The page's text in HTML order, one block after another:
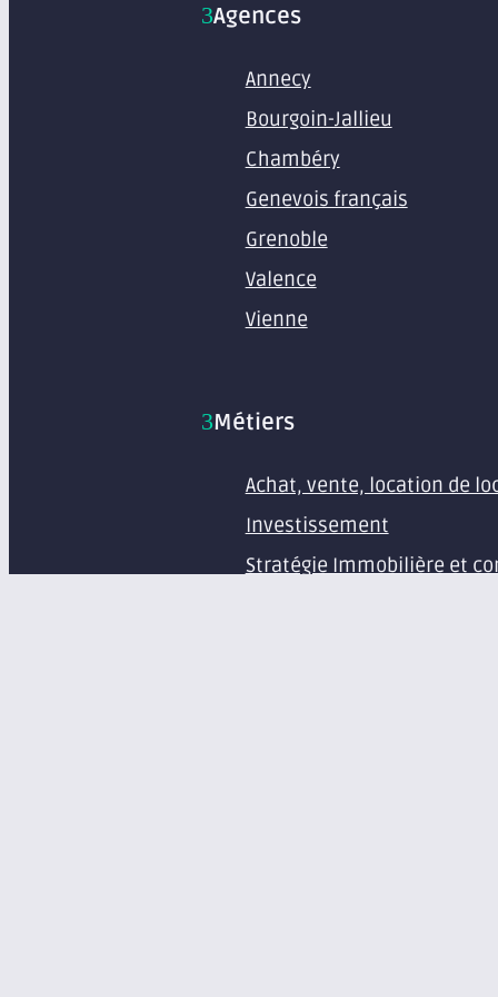
Agences
Annecy
Bourgoin-Jallieu
Chambéry
Genevois français
Grenoble
Valence
Vienne
Métiers
Achat, vente, location de
Investissement
Stratégie Immobilière et